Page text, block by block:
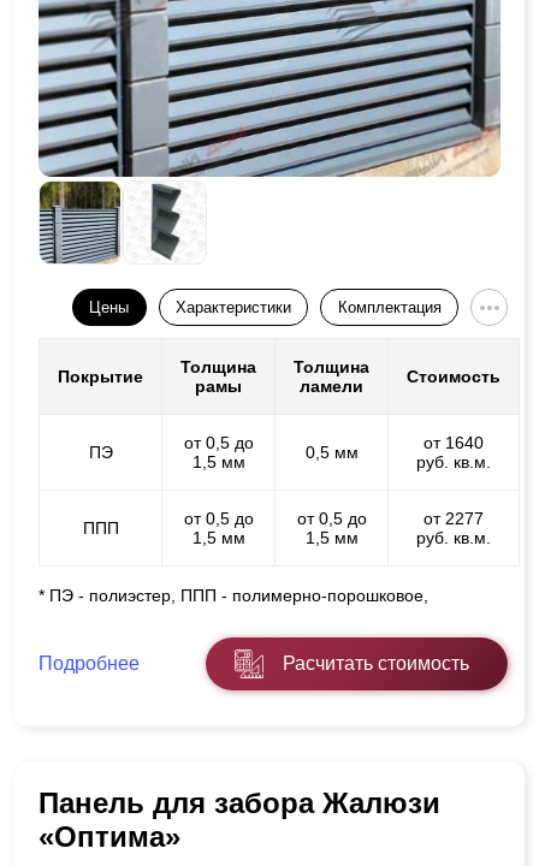
Цены Характеристики Комплектация
Покрытие
Толщина
рамы
Толщина
ламели
Стоимость
ПЭ
от 0,5 до
1,5 мм
0,5 мм
от 1640
руб. кв.м.
ППП
от 0,5 до
1,5 мм
от 0,5 до
1,5 мм
от 2277
руб. кв.м.
* ПЭ - полиэстер, ППП - полимерно-порошковое,
Подробнее Расчитать стоимость
Панель для забора Жалюзи
«Оптима»